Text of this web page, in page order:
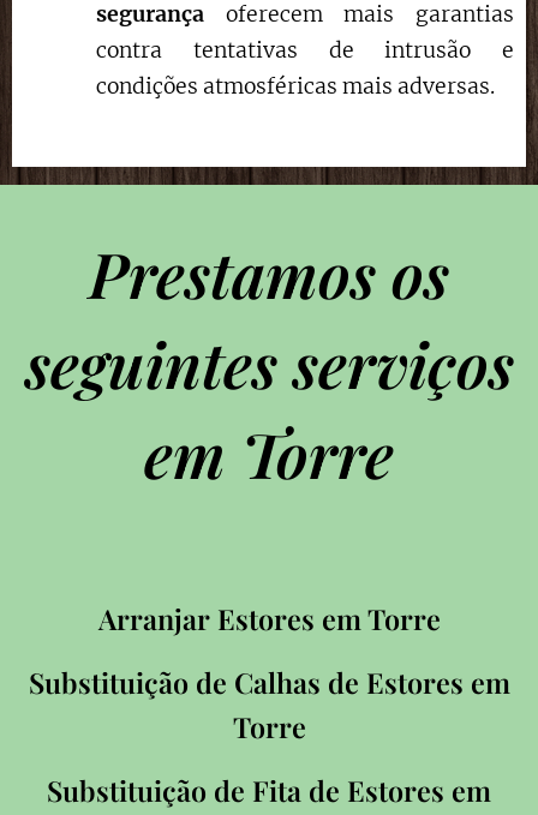
segurança oferecem mais garantias
contra tentativas de intrusão e
condições atmosféricas mais adversas.
Prestamos os
seguintes serviços
em Torre
Arranjar Estores em Torre
Substituição de Calhas de Estores em
Torre
Substituição de Fita de Estores em